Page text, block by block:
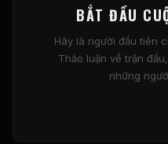
BẮT ĐẦU
Hãy là người đầu tiên
Thảo luận về trận
những